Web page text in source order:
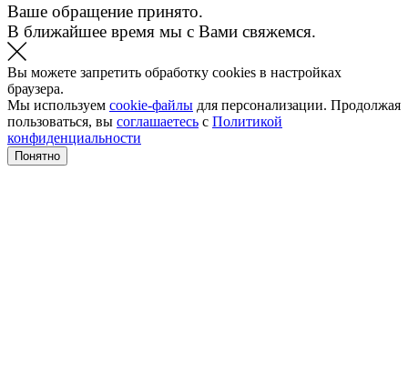
Ваше обращение принято.
В ближайшее время мы с Вами свяжемся.
Вы можете запретить обработку cookies в настройках
браузера.
Мы используем cookie-файлы для персонализации. Продолжая
пользоваться, вы соглашаетесь с Политикой
конфиденциальности
Понятно